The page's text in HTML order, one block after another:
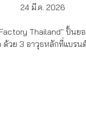
24 มี.ค. 2026